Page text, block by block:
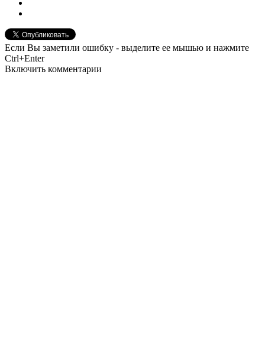
Если Вы заметили ошибку - выделите ее мышью и нажмите
Ctrl+Enter
Включить комментарии